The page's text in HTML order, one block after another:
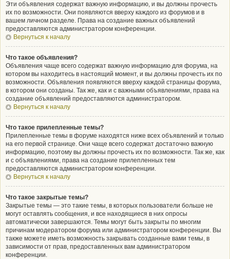
Эти объявления содержат важную информацию, и вы должны прочесть
их по возможности. Они появляются вверху каждого из форумов и в
вашем личном разделе. Права на создание важных объявлений
предоставляются администратором конференции.
Вернуться к началу
Что такое объявления?
Объявления чаще всего содержат важную информацию для форума, на
котором вы находитесь в настоящий момент, и вы должны прочесть их по
возможности. Объявления появляются вверху каждой страницы форума,
в котором они созданы. Так же, как и с важными объявлениями, права на
создание объявлений предоставляются администратором.
Вернуться к началу
Что такое прилепленные темы?
Прилепленные темы в форуме находятся ниже всех объявлений и только
на его первой странице. Они чаще всего содержат достаточно важную
информацию, поэтому вы должны прочесть их по возможности. Так же, как
и с объявлениями, права на создание прилепленных тем
предоставляются администратором конференции.
Вернуться к началу
Что такое закрытые темы?
Закрытые темы — это такие темы, в которых пользователи больше не
могут оставлять сообщения, и все находящиеся в них опросы
автоматически завершаются. Темы могут быть закрыты по многим
причинам модератором форума или администратором конференции. Вы
также можете иметь возможность закрывать созданные вами темы, в
зависимости от прав, предоставленных вам администратором
конференции.